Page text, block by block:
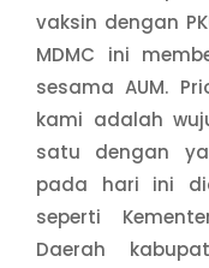
vaksin dengan
MDMC ini
sesama AUM.
kami adalah
satu dengan
pada hari ini
seperti
Daerah